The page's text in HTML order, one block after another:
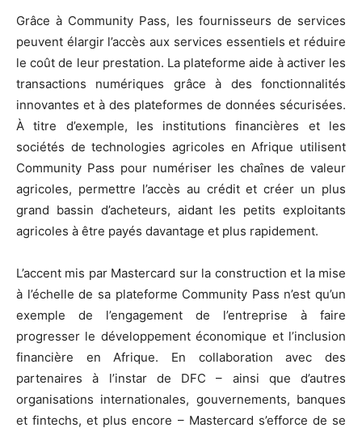
Grâce à Community Pass, les fournisseurs de services
peuvent élargir l’accès aux services essentiels et réduire
le coût de leur prestation. La plateforme aide à activer les
transactions numériques grâce à des fonctionnalités
innovantes et à des plateformes de données sécurisées.
À titre d’exemple, les institutions financières et les
sociétés de technologies agricoles en Afrique utilisent
Community Pass pour numériser les chaînes de valeur
agricoles, permettre l’accès au crédit et créer un plus
grand bassin d’acheteurs, aidant les petits exploitants
agricoles à être payés davantage et plus rapidement.
L’accent mis par Mastercard sur la construction et la mise
à l’échelle de sa plateforme Community Pass n’est qu’un
exemple de l’engagement de l’entreprise à faire
progresser le développement économique et l’inclusion
financière en Afrique. En collaboration avec des
partenaires à l’instar de DFC – ainsi que d’autres
organisations internationales, gouvernements, banques
et fintechs, et plus encore – Mastercard s’efforce de se